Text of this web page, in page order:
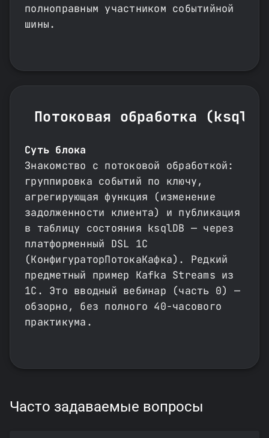
полноправным участником событийной
шины.
Потоковая обработка
Суть блока
Знакомство с потоковой обработкой:
группировка событий по ключу,
агрегирующая функция (изменение
задолженности клиента) и публикация
в таблицу состояния ksqlDB — через
платформенный DSL 1С
(КонфигураторПотокаКафка). Редкий
предметный пример Kafka Streams из
1С. Это вводный вебинар (часть 0) —
обзорно, без полного 40-часового
практикума.
Часто задаваемые вопросы